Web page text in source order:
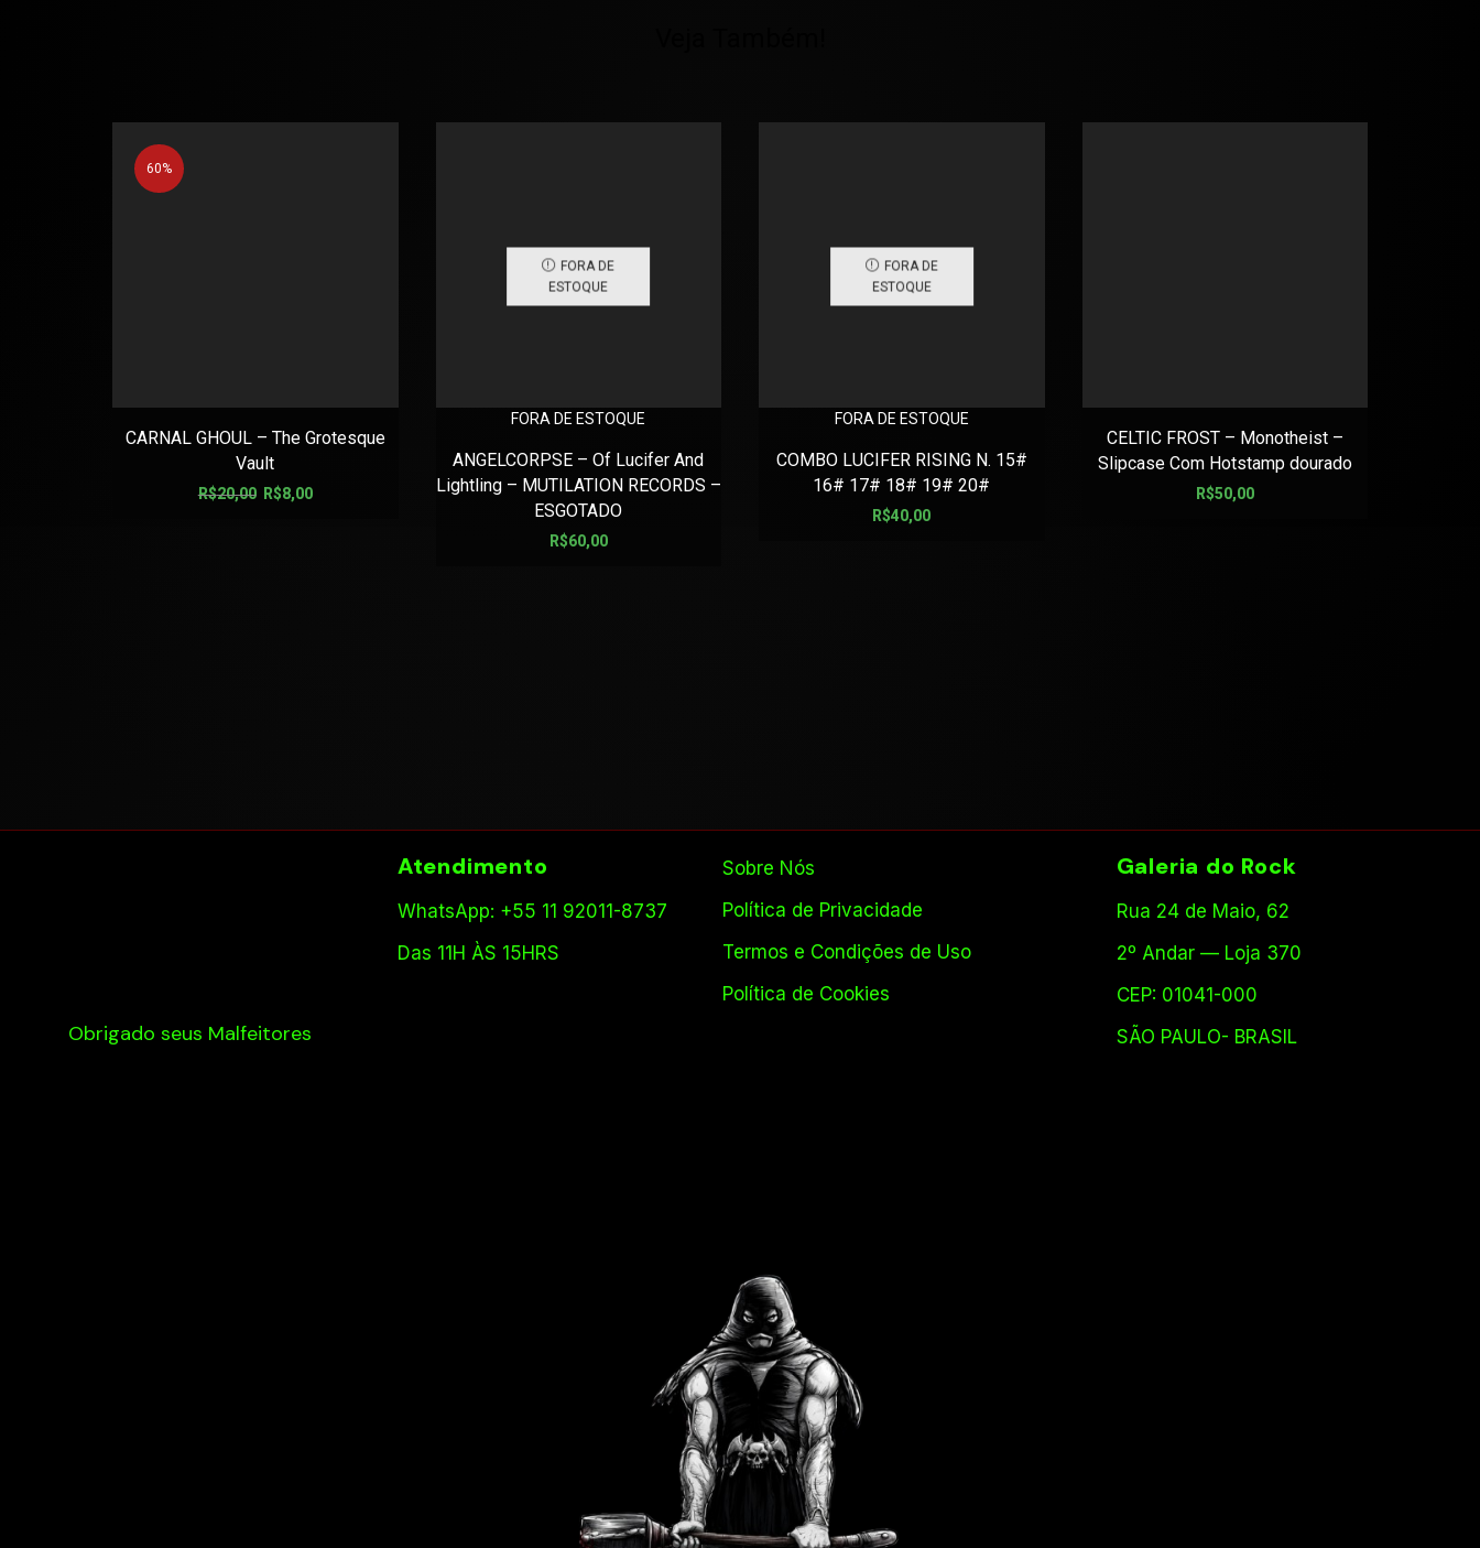
60%
CARNAL GHOUL – The Grotesque
Vault
R$20,00 R$8,00
FORA DE
ESTOQUE
FORA DE ESTOQUE
ANGELCORPSE – Of Lucifer And
Lightling – MUTILATION RECORDS –
ESGOTADO
R$60,00
FORA DE
ESTOQUE
FORA DE ESTOQUE
COMBO LUCIFER RISING N. 15#
16# 17# 18# 19# 20#
R$40,00
CELTIC FROST – Monotheist –
Slipcase Com Hotstamp dourado
R$50,00
Obrigado seus Malfeitores
Atendimento
WhatsApp: +55 11 92011-8737
Das 11H ÀS 15HRS
Sobre Nós
Política de Privacidade
Termos e Condições de Uso
Política de Cookies
Galeria do Rock
Rua 24 de Maio, 62
2º Andar — Loja 370
CEP: 01041-000
SÃO PAULO- BRASIL